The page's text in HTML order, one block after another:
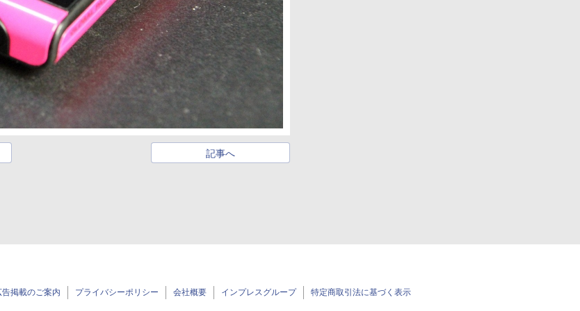
記事へ
告掲載のご案内 プライバシーポリシー 会社概要 インプレスグループ 特定商取引法に基づく表示